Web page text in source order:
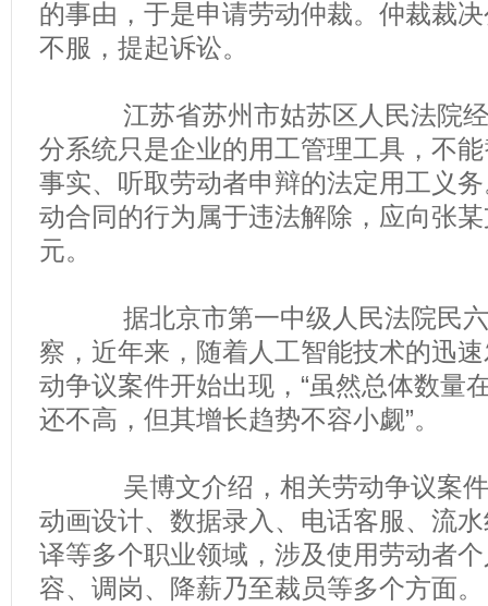
的事由，于是申请劳动仲裁。仲裁裁
不服，提起诉讼。
江苏省苏州市姑苏区人民法院经
分系统只是企业的用工管理工具，不
事实、听取劳动者申辩的法定用工义
动合同的行为属于违法解除，应向张
元。
据北京市第一中级人民法院民六
察，近年来，随着人工智能技术的迅
动争议案件开始出现，“虽然总体数量
还不高，但其增长趋势不容小觑”。
吴博文介绍，相关劳动争议案件
动画设计、数据录入、电话客服、流
译等多个职业领域，涉及使用劳动者
容、调岗、降薪乃至裁员等多个方面。